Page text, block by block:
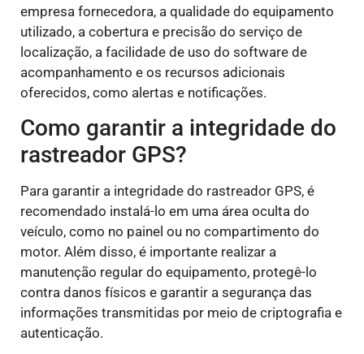
empresa fornecedora, a qualidade do equipamento
utilizado, a cobertura e precisão do serviço de
localização, a facilidade de uso do software de
acompanhamento e os recursos adicionais
oferecidos, como alertas e notificações.
Como garantir a integridade do
rastreador GPS?
Para garantir a integridade do rastreador GPS, é
recomendado instalá-lo em uma área oculta do
veículo, como no painel ou no compartimento do
motor. Além disso, é importante realizar a
manutenção regular do equipamento, protegê-lo
contra danos físicos e garantir a segurança das
informações transmitidas por meio de criptografia e
autenticação.